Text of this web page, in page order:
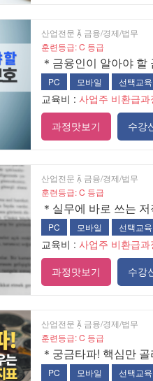
산업전문  금융/경제/법무
훈련등급: C 등급
＊금융인이 알아야 할
PC 모바일 선택교육
교육비 : 사업주 비환급
과정맛보기
수강
산업전문  금융/경제/법무
훈련등급: C 등급
＊실무에 바로 쓰는
PC 모바일 선택교육
교육비 : 사업주 비환급
과정맛보기
수강
산업전문  금융/경제/법무
훈련등급: C 등급
＊궁금타파! 핵심만
PC 모바일 선택교육